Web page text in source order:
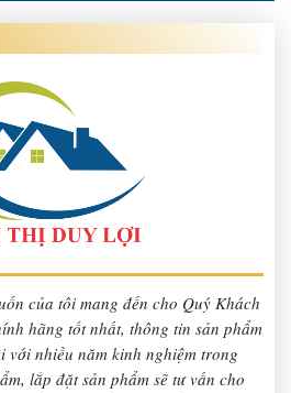
của tôi mang đến cho Quý Khách
hãng tốt nhất, thông tin sản phẩm
với nhiều năm kinh nghiệm trong
lắp đặt sản phẩm sẽ tư vấn cho